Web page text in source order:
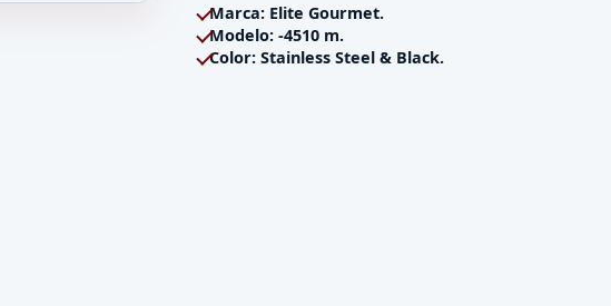
Doble Puerta Elite Gourmet ETO-4510M 45L,
Marca: Elite Gourmet.
Modelo: -4510 m.
Color: Stainless Steel & Black.